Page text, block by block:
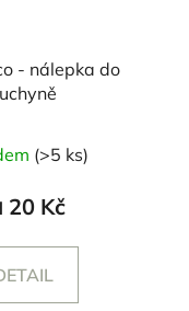
- nálepka do
(>5 ks)
20 Kč